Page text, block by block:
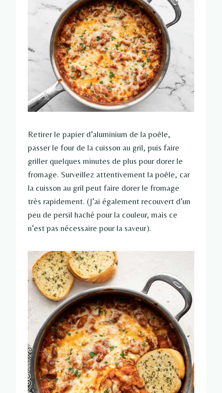
Retirer le papier d’aluminium de la poêle,
passer le four de la cuisson au gril, puis faire
griller quelques minutes de plus pour dorer le
fromage. Surveillez attentivement la poêle, car
la cuisson au gril peut faire dorer le fromage
très rapidement. (J’ai également recouvert d’un
peu de persil haché pour la couleur, mais ce
n’est pas nécessaire pour la saveur).